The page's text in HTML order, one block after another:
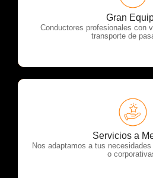
Gran
Conductores profesionales con
transporte de
OTP
Servicios a
Nos adaptamos a tus
o
OTP